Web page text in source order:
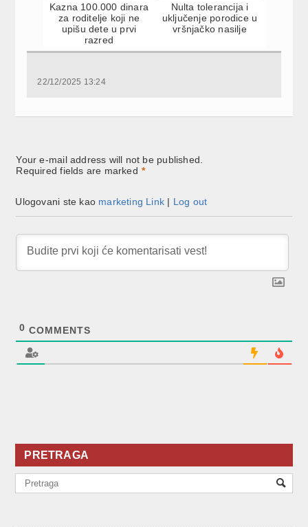
Kazna 100.000 dinara
za roditelje koji ne
upišu dete u prvi
razred
Nulta tolerancija i
uključenje porodice u
vršnjačko nasilje
22/12/2025 13:24
Your e-mail address will not be published.
Required fields are marked *
Ulogovani ste kao marketing Link | Log out
0 COMMENTS
PRETRAGA